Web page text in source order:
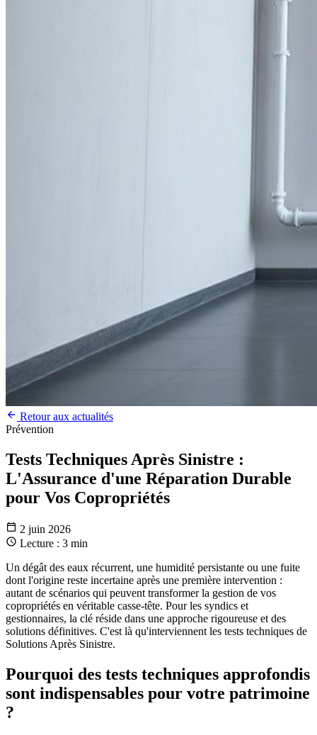
Retour aux actualités
Prévention
Tests Techniques Après Sinistre :
L'Assurance d'une Réparation Durable
pour Vos Copropriétés
2 juin 2026
Lecture : 3 min
Un dégât des eaux récurrent, une humidité persistante ou une fuite
dont l'origine reste incertaine après une première intervention :
autant de scénarios qui peuvent transformer la gestion de vos
copropriétés en véritable casse-tête. Pour les syndics et
gestionnaires, la clé réside dans une approche rigoureuse et des
solutions définitives. C'est là qu'interviennent les tests techniques de
Solutions Après Sinistre.
Pourquoi des tests techniques approfondis
sont indispensables pour votre patrimoine
?